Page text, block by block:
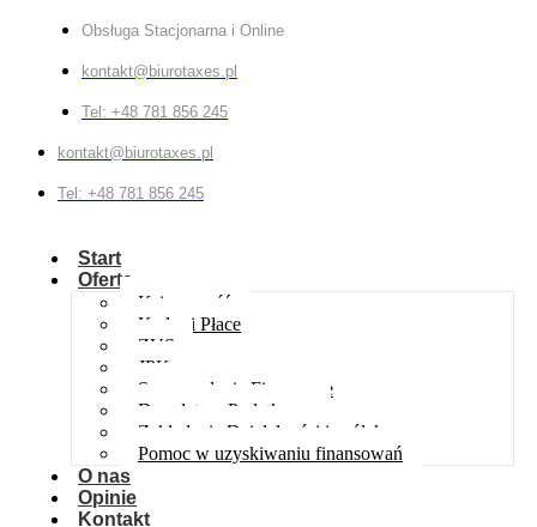
Obsługa Stacjonarna i Online
kontakt@biurotaxes.pl
Tel: +48 781 856 245
kontakt@biurotaxes.pl
Tel: +48 781 856 245
Start
Oferta
Księgowość
Kadry i Płace
ZUS
JPK
Sprawozdania Finansowe
Doradztwo Podatkowe
Zakładanie Działalności i spółek
Pomoc w uzyskiwaniu finansowań
O nas
Opinie
Kontakt